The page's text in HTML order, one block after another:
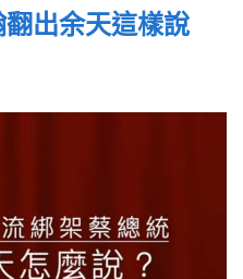
出余天這樣說